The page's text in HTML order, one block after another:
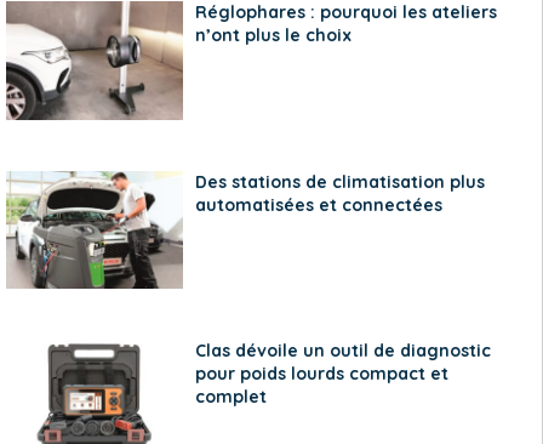
Réglophares : pourquoi les ateliers
n’ont plus le choix
Des stations de climatisation plus
automatisées et connectées
Clas dévoile un outil de diagnostic
pour poids lourds compact et
complet